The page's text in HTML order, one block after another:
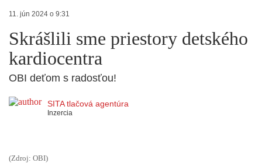
11. jún 2024 o 9:31
Skrášlili sme priestory detského
kardiocentra
OBI deťom s radosťou!
SITA tlačová agentúra
Inzercia
(Zdroj: OBI)